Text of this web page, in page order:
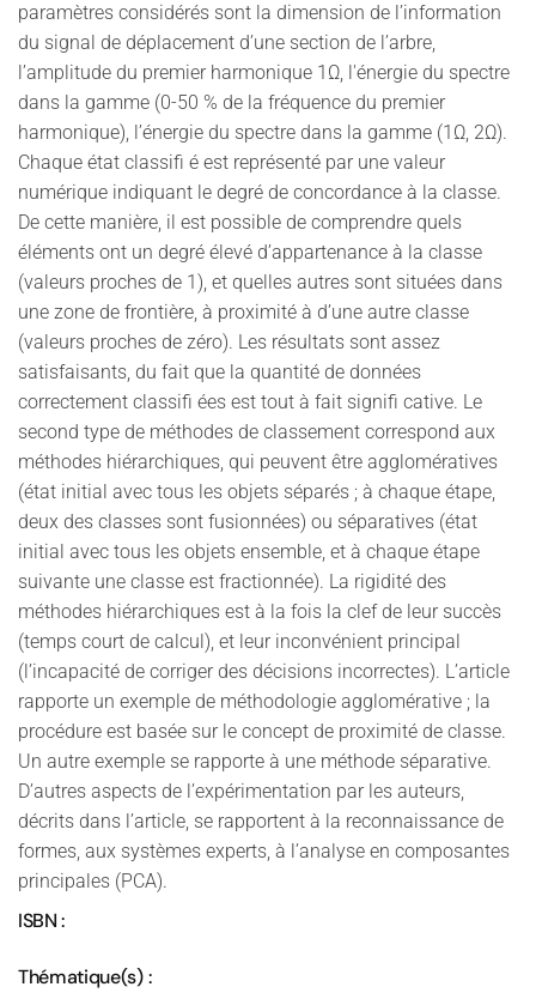
paramètres considérés sont la dimension de l’information
du signal de déplacement d’une section de l’arbre,
l’amplitude du premier harmonique 1Ω, l'énergie du spectre
dans la gamme (0-50 % de la fréquence du premier
harmonique), l’énergie du spectre dans la gamme (1Ω, 2Ω).
Chaque état classifi é est représenté par une valeur
numérique indiquant le degré de concordance à la classe.
De cette manière, il est possible de comprendre quels
éléments ont un degré élevé d’appartenance à la classe
(valeurs proches de 1), et quelles autres sont situées dans
une zone de frontière, à proximité à d’une autre classe
(valeurs proches de zéro). Les résultats sont assez
satisfaisants, du fait que la quantité de données
correctement classifi ées est tout à fait signifi cative. Le
second type de méthodes de classement correspond aux
méthodes hiérarchiques, qui peuvent être agglomératives
(état initial avec tous les objets séparés ; à chaque étape,
deux des classes sont fusionnées) ou séparatives (état
initial avec tous les objets ensemble, et à chaque étape
suivante une classe est fractionnée). La rigidité des
méthodes hiérarchiques est à la fois la clef de leur succès
(temps court de calcul), et leur inconvénient principal
(l’incapacité de corriger des décisions incorrectes). L’article
rapporte un exemple de méthodologie agglomérative ; la
procédure est basée sur le concept de proximité de classe.
Un autre exemple se rapporte à une méthode séparative.
D’autres aspects de l’expérimentation par les auteurs,
décrits dans l’article, se rapportent à la reconnaissance de
formes, aux systèmes experts, à l’analyse en composantes
principales (PCA).
ISBN :
Thématique(s) :